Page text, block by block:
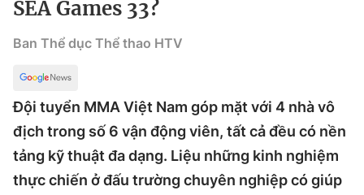
SEA Games 33?
Ban Thể dục Thể thao HTV
Đội tuyển MMA Việt Nam góp mặt với 4 nhà vô
địch trong số 6 vận động viên, tất cả đều có nền
tảng kỹ thuật đa dạng. Liệu những kinh nghiệm
thực chiến ở đấu trường chuyên nghiệp có giúp